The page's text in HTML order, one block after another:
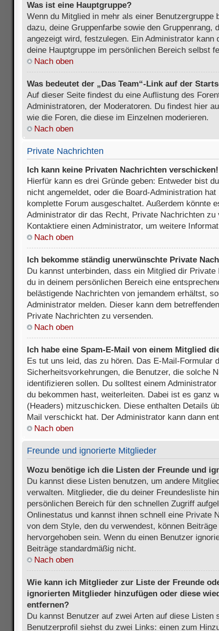
Was ist eine Hauptgruppe?
Wenn du Mitglied in mehr als einer Benutzergruppe
dazu, deine Gruppenfarbe sowie den Gruppenrang,
angezeigt wird, festzulegen. Ein Administrator kann
deine Hauptgruppe im persönlichen Bereich selbst
Nach oben
Was bedeutet der „Das Team“-Link auf der
Auf dieser Seite findest du eine Auflistung des
Administratoren, der Moderatoren. Du findest hier
wie die Foren, die diese im Einzelnen moderieren.
Nach oben
Private Nachrichten
Ich kann keine Privaten Nachrichten verschicken!
Hierfür kann es drei Gründe geben: Entweder bist
nicht angemeldet, oder die Board-Administration
komplette Forum ausgeschaltet. Außerdem könnte
Administrator dir das Recht, Private Nachrichten
Kontaktiere einen Administrator, um weitere
Nach oben
Ich bekomme ständig unerwünschte Private
Du kannst unterbinden, dass ein Mitglied dir
du in deinem persönlichen Bereich eine
belästigende Nachrichten von jemandem erhältst,
Administrator melden. Dieser kann dem
Private Nachrichten zu versenden.
Nach oben
Ich habe eine Spam-E-Mail von einem Mitglied
Es tut uns leid, das zu hören. Das E-Mail-Formular
Sicherheitsvorkehrungen, die Benutzer, die solche
identifizieren sollen. Du solltest einem
du bekommen hast, weiterleiten. Dabei ist es ganz
(Headers) mitzuschicken. Diese enthalten Details
Mail verschickt hat. Der Administrator kann dann
Nach oben
Freunde und ignorierte Mitglieder
Wozu benötige ich die Listen der Freunde und
Du kannst diese Listen benutzen, um andere
verwalten. Mitglieder, die du deiner Freundesliste
persönlichen Bereich für den schnellen Zugriff
Onlinestatus und kannst ihnen schnell eine Private
von dem Style, den du verwendest, können
hervorgehoben sein. Wenn du einen Benutzer
Beiträge standardmäßig nicht.
Nach oben
Wie kann ich Mitglieder zur Liste der Freunde
ignorierten Mitglieder hinzufügen oder diese
entfernen?
Du kannst Benutzer auf zwei Arten auf diese Listen
Benutzerprofil siehst du zwei Links: einen zum